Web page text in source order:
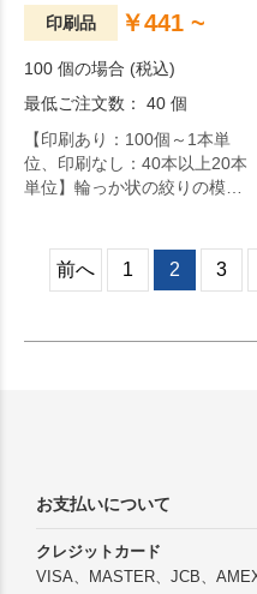
印刷品 ￥441 ~
100 個の場合 (税込)
最低ご注文数： 40 個
【印刷あり：100個～1本単
位、印刷なし：40本以上20本
単位】輪っか状の絞りの模様
りの絵柄です。
前へ 1 2 3
お支払いについて
クレジットカード
VISA、MASTER、JCB、